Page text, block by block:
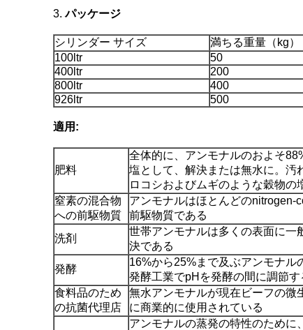
3.パッケージ
シリンダー サイズ 満ちる重量（kg）
100ltr
50
400ltr
200
800ltr
400
926ltr
500
適用:
肥料
全体的に、アンモナルのおよそ
塩として、解決または無水に。汚
ロコシおよびムギのような穀物の
窒素の混合物
への前駆物質
アンモナルはほとんどのnitrogen-
前駆物質である
洗剤
世帯アンモナルは多くの表面に一
決である
発酵
16%から25%まで及ぶアンモナル
発酵工業でpHを発酵の間に調節す
食料品のため
の抗菌代理店
無水アンモナルが現在ビーフの微
に商業的に使用されている
アンモナルの蒸発の特性のために